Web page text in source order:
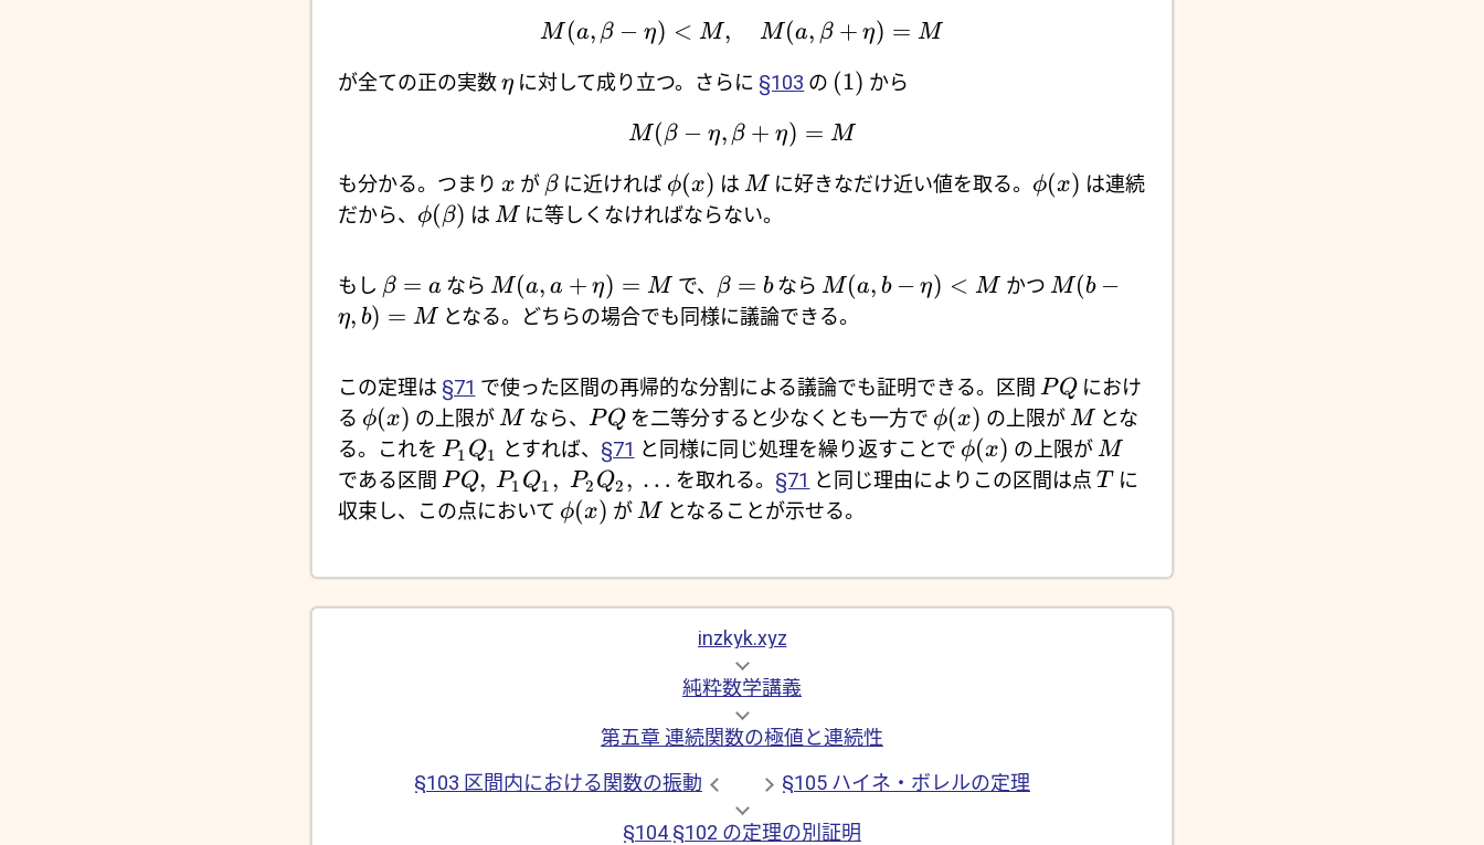
M (a, β − η) < M, M (a, β + η) = M
が全ての正の実数η に対して成り立つ。さらに §103 の (1) から
M (β − η, β + η) = M
も分かる。つまり x が βに近ければ ϕ(x) は M に好きなだけ近い値を取る。 ϕ(x) は連続
だから、 ϕ(β) は M に等しくなければならない。
もし β = a なら M (a, a + η) = M で、 β = bなら M(a, b − η) < M かつ M (b −
η, b) = M となる。どちらの場合でも同様に議論できる。
この定理は §71 で使った区間の再帰的な分割による議論でも証明できる。区間 PQにおけ
る ϕ(x) の上限がM なら、 PQを二等分すると少なくとも一方で ϕ(x) の上限がM とな
る。これを P1 Q1 とすれば、 §71 と同様に同じ処理を繰り返すことで ϕ(x) の上限がM
である区間 PQ, P1 Q1 , P2 Q2 , … を取れる。 §71 と同じ理由によりこの区間は点T に
収束し、この点において ϕ(x) がM となることが示せる。
inzkyk.xyz
純粋数学講義
第五章 連続関数の極値と連続性
§103 区間内における関数の振動
§105 ハイネ・ボレルの定理
§104 §102 の定理の別証明